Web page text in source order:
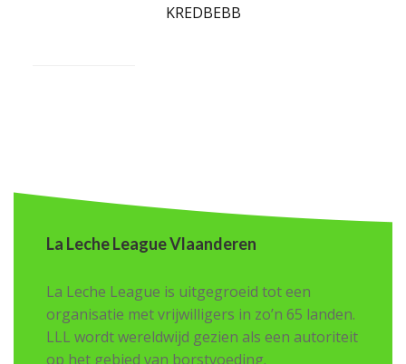
KREDBEBB
La Leche League Vlaanderen
La Leche League is uitgegroeid tot een
organisatie met vrijwilligers in zo’n 65 landen.
LLL wordt wereldwijd gezien als een autoriteit
op het gebied van borstvoeding.